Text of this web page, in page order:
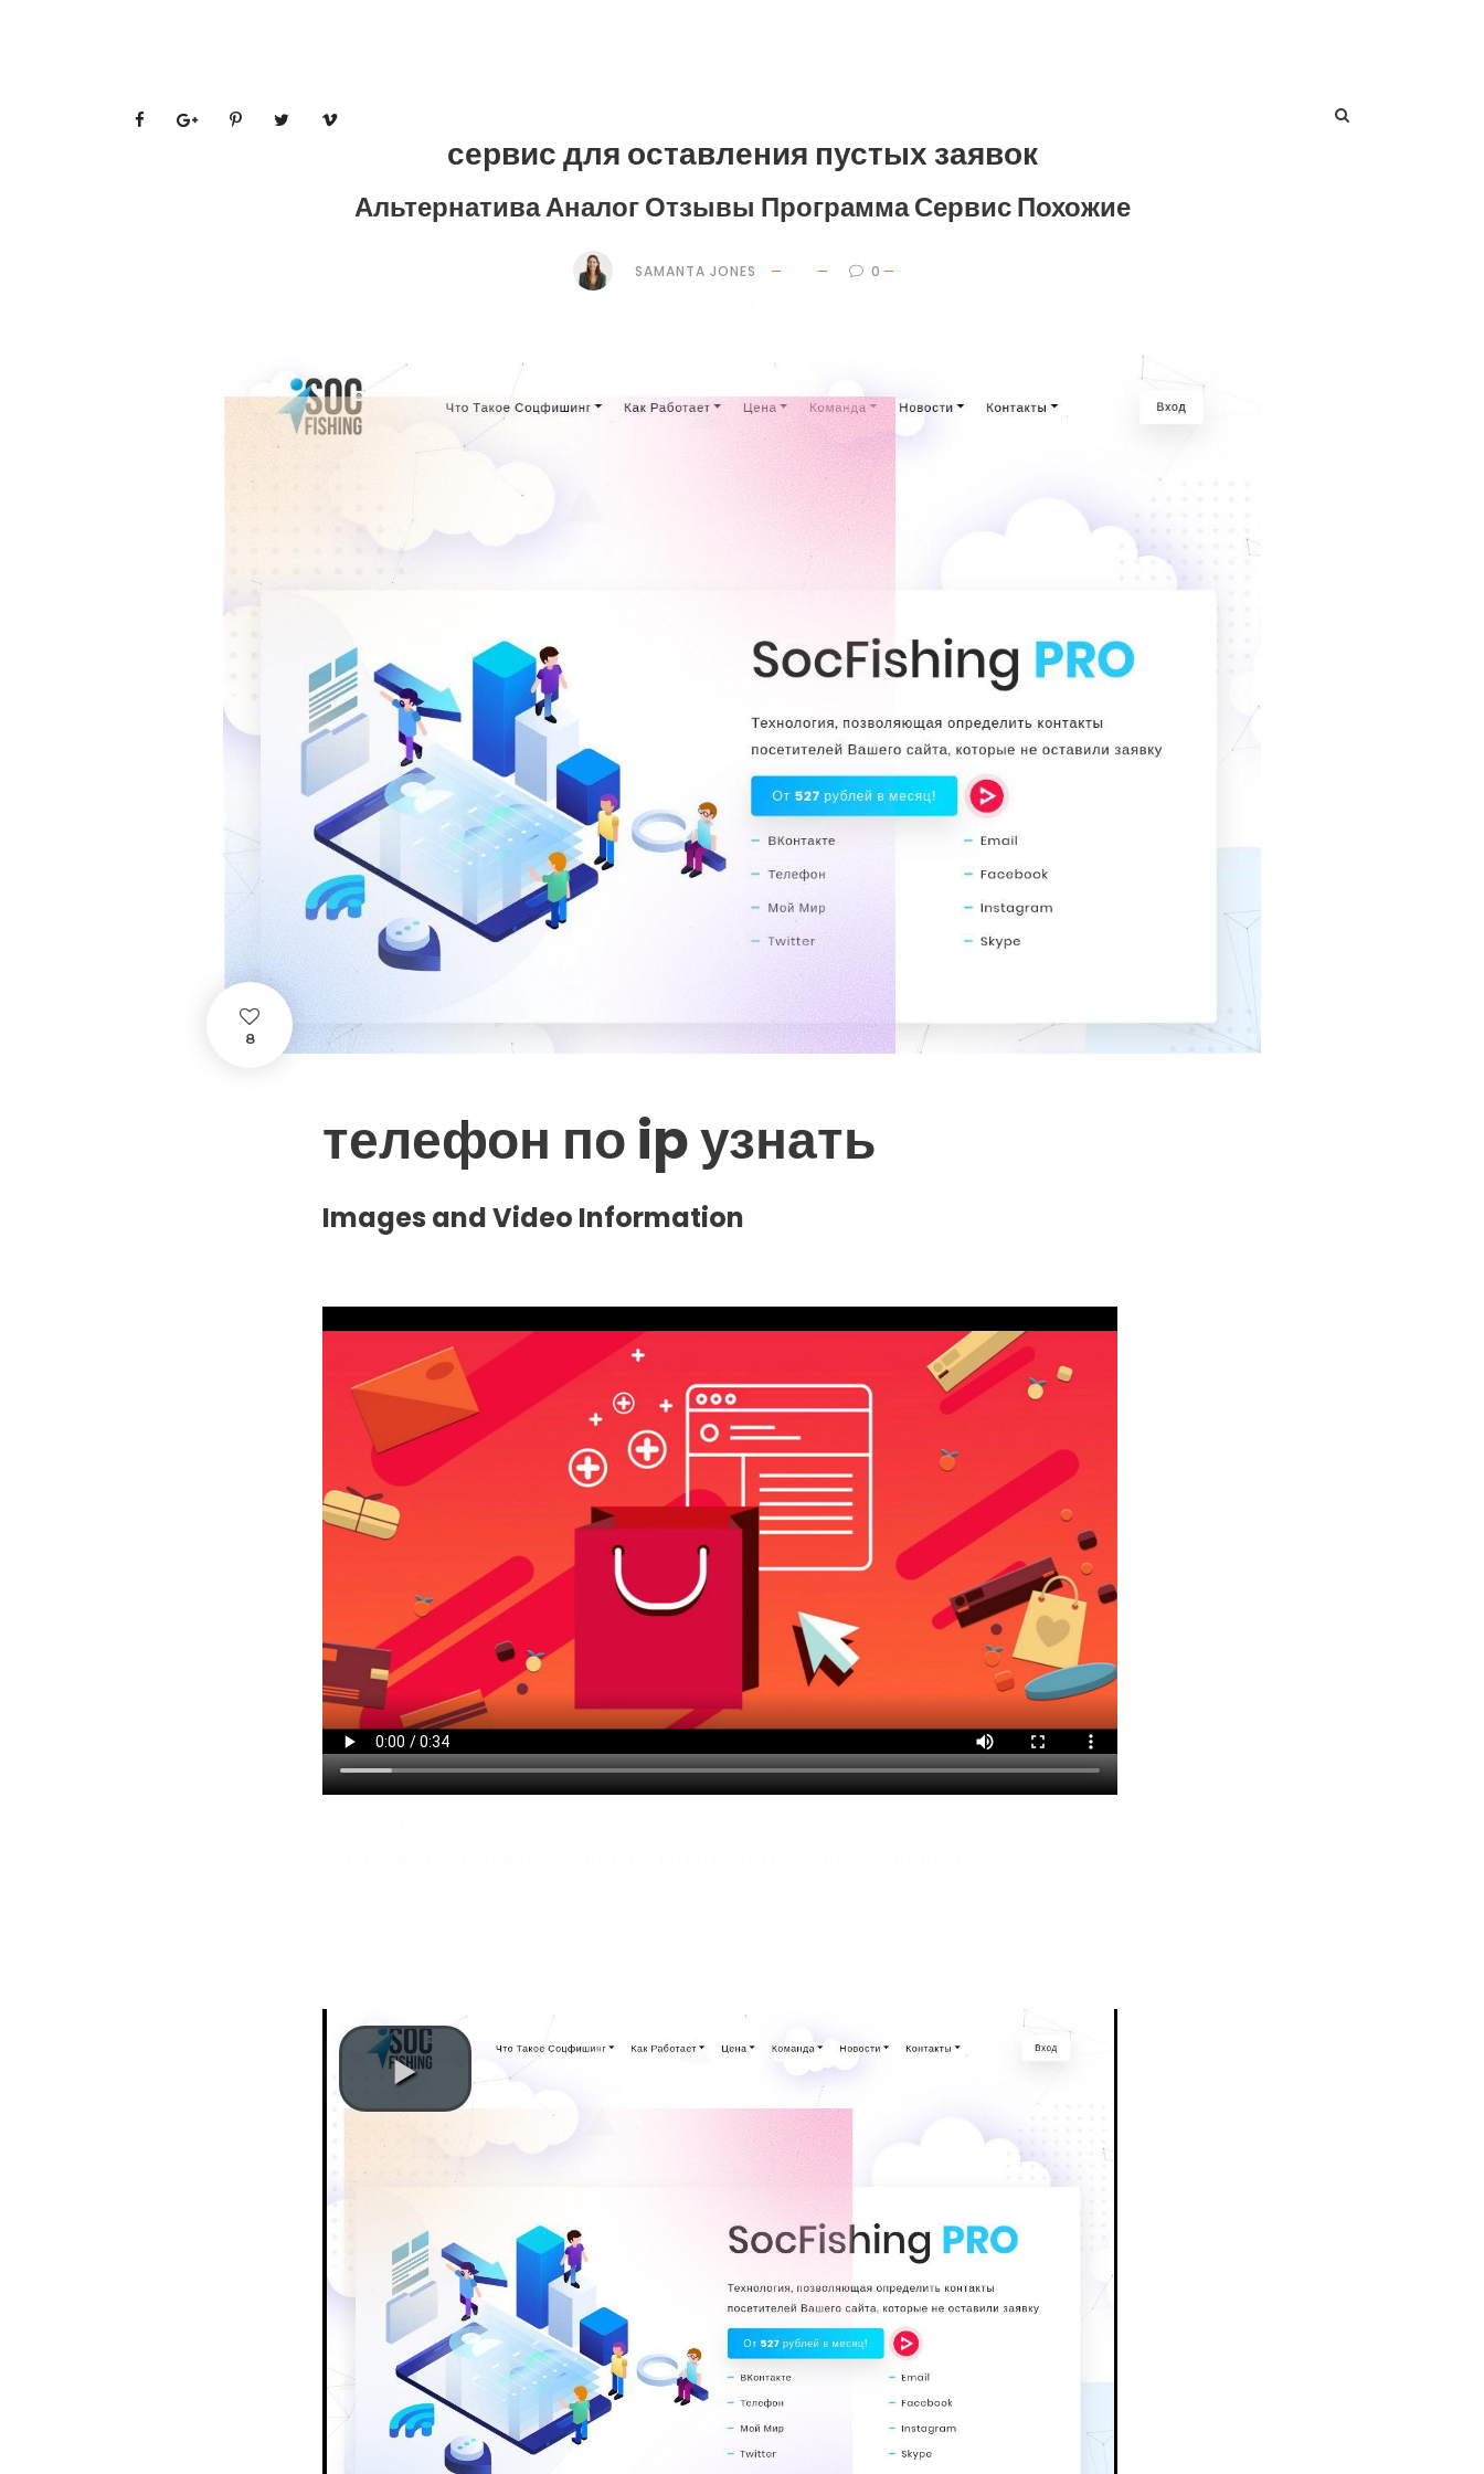
сервис для оставления пустых заявок
Альтернатива Аналог Отзывы Программа Сервис Похожие
SAMANTA JONES 0
8
телефон по ip узнать
Images and Video Information